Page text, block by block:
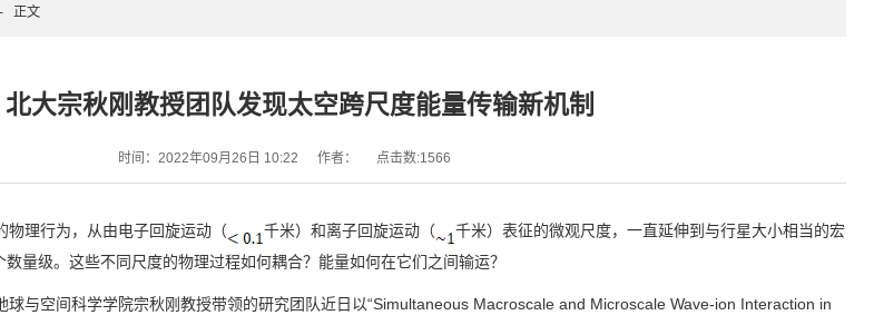
- 正文
北大宗秋刚教授团队发现太空跨尺度能量传输新机制
时间：2022年09月26日 10:22 作者： 点击数:1566
理行为，从由电子回旋运动（ 千米）和离子回旋运动（
千米）表征的微观尺度，一直延伸到与行星大小相当的宏
数量级。这些不同尺度的物理过程如何耦合？能量如何在它们之间输运？
空间科学学院宗秋刚教授带领的研究团队近日以“Simultaneous Macroscale and Microscale Wave-ion Interaction in